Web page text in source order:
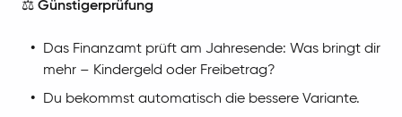
⚖️ Günstigerprüfung
Das Finanzamt prüft am Jahresende: Was bringt dir
mehr – Kindergeld oder Freibetrag?
Du bekommst automatisch die bessere Variante.